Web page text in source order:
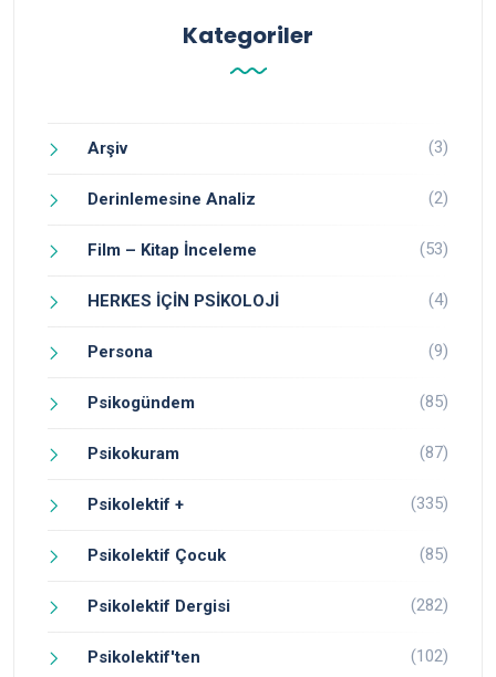
Kategoriler
Arşiv (3)
Derinlemesine Analiz (2)
Film – Kitap İnceleme (53)
HERKES İÇİN PSİKOLOJİ (4)
Persona (9)
Psikogündem (85)
Psikokuram (87)
Psikolektif + (335)
Psikolektif Çocuk (85)
Psikolektif Dergisi (282)
Psikolektif'ten (102)